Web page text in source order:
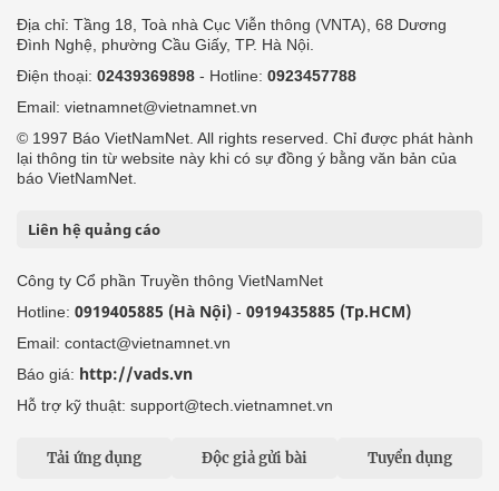
Địa chỉ: Tầng 18, Toà nhà Cục Viễn thông (VNTA), 68 Dương
Đình Nghệ, phường Cầu Giấy, TP. Hà Nội.
Điện thoại: 02439369898 - Hotline: 0923457788
Email: vietnamnet@vietnamnet.vn
© 1997 Báo VietNamNet. All rights reserved. Chỉ được phát hành
lại thông tin từ website này khi có sự đồng ý bằng văn bản của
báo VietNamNet.
Liên hệ quảng cáo
Công ty Cổ phần Truyền thông VietNamNet
Hotline: 0919405885 (Hà Nội) - 0919435885 (Tp.HCM)
Email: contact@vietnamnet.vn
Báo giá: http://vads.vn
Hỗ trợ kỹ thuật: support@tech.vietnamnet.vn
Tải ứng dụng Độc giả gửi bài Tuyển dụng